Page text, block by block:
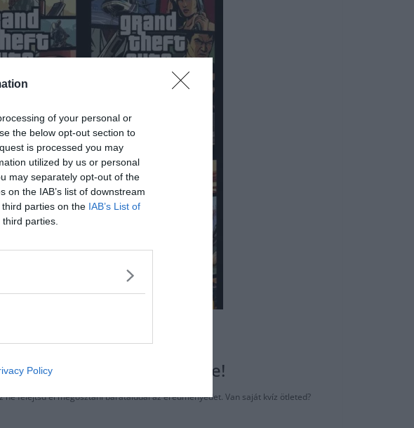
of your personal or
the below opt-out section to
is processed you may
utilized by us or personal
may separately opt-out of the
the IAB’s list of downstream
parties on the IAB’s List of
parties.
Policy sikerül tökéletesre!
felejtsd el megosztani barátaiddal az eredményedet. Van saját kvíz ötleted?